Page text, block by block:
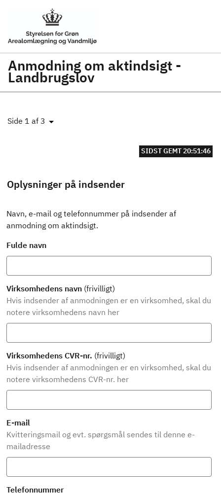
Anmodning om aktindsigt -
Landbrugslov
Side 1 af 3
SIDST GEMT 20:51:46
Oplysninger på indsender
Navn, e-mail og telefonnummer på indsender af
anmodning om aktindsigt.
Fulde navn
Virksomhedens navn (frivilligt)
Hvis indsender af anmodningen er en virksomhed, skal du
notere virksomhedens navn her
Virksomhedens CVR-nr. (frivilligt)
Hvis indsender af anmodningen er en virksomhed, skal du
notere virksomhedens CVR-nr. her
E-mail
Kvitteringsmail og evt. spørgsmål sendes til denne e-
mailadresse
Telefonnummer